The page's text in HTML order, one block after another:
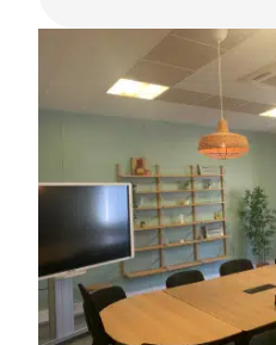
Possibilité de location ou
bâtiment composé de 2
- RDC, bureaux 160 m²
- RDC entrepôt 210 m²
- R+1, bureaux 370 m²
Contactez nous ***